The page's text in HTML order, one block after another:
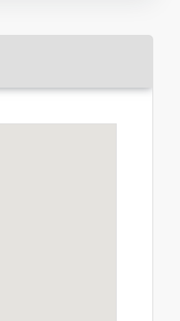
en el momento en
de mayo), y en el